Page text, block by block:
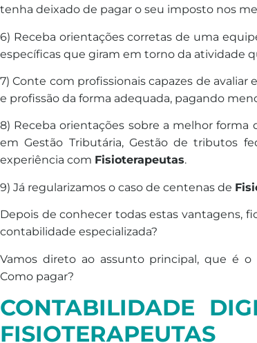
tenha deixado de pagar o seu imposto nos
6) Receba orientações corretas de uma
específicas que giram em torno da atividade
7) Conte com profissionais capazes de
e profissão da forma adequada, pagando
8) Receba orientações sobre a melhor
em Gestão Tributária, Gestão de tributos
experiência com Fisioterapeutas.
9) Já regularizamos o caso de centenas de
Depois de conhecer todas estas vantagens,
contabilidade especializada?
Vamos direto ao assunto principal, que é
Como pagar?
CONTABILIDADE
FISIOTERAPEUTAS